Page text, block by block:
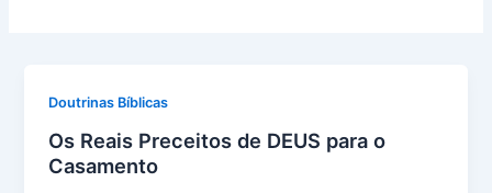
Doutrinas Bíblicas
Os Reais Preceitos de DEUS para o
Casamento